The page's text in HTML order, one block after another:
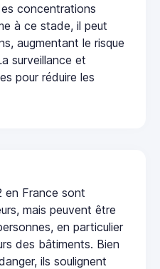
concentrations
à ce stade, il peut
augmentant le risque
surveillance et
pour réduire les
en France sont
mais peuvent être
en particulier
des bâtiments. Bien
ils soulignent